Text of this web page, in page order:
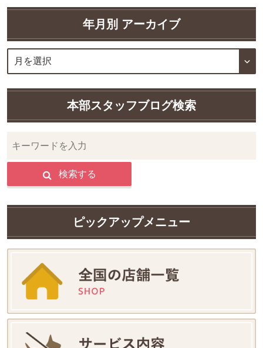
年月別 アーカイブ
本部スタッフブログ検索
検索する
ピックアップメニュー